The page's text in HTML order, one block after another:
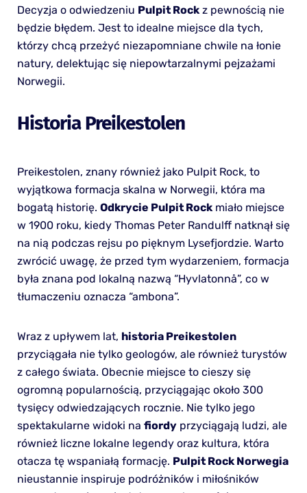
Decyzja o odwiedzeniu Pulpit Rockz pewnością nie
będzie błędem. Jest to idealne miejsce dla tych,
którzy chcą przeżyć niezapomniane chwile na łonie
natury, delektując się niepowtarzalnymi pejzażami
Norwegii.
Historia Preikestolen
Preikestolen, znany również jako Pulpit Rock, to
wyjątkowa formacja skalna w Norwegii, która ma
bogatą historię. Odkrycie Pulpit Rockmiało miejsce
w 1900 roku, kiedy Thomas Peter Randulff natknął się
na nią podczas rejsu po pięknym Lysefjordzie. Warto
zwrócić uwagę, że przed tym wydarzeniem, formacja
była znana pod lokalną nazwą “Hyvlatonnå”, co w
tłumaczeniu oznacza “ambona”.
Wraz z upływem lat, historia Preikestolen
przyciągała nie tylko geologów, ale również turystów
z całego świata. Obecnie miejsce to cieszy się
ogromną popularnością, przyciągając około 300
tysięcy odwiedzających rocznie. Nie tylko jego
spektakularne widoki na fiordyprzyciągają ludzi, ale
również liczne lokalne legendy oraz kultura, która
otacza tę wspaniałą formację. Pulpit Rock Norwegia
nieustannie inspiruje podróżników i miłośników